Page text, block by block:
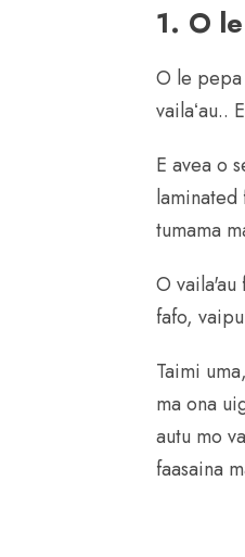
1. O
O le pepa
vailaʻau..
E avea o
tumama
O
fafo,
Taimi
ma ona
autu mo
faasaina